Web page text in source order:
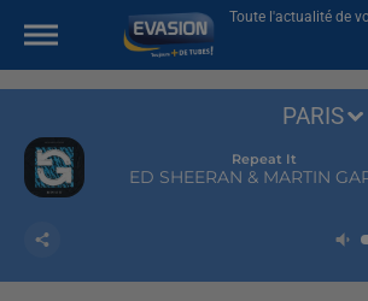
Toute l'actualité de
Repeat It
ED SHEERAN & MARTIN
PARIS